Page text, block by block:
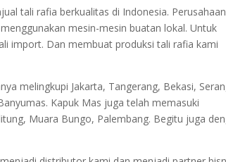
tali rafia berkualitas di Indonesia. Perusahaan
mesin-mesin buatan lokal. Untuk
import. Dan membuat produksi tali rafia kami
melingkupi Jakarta, Tangerang, Bekasi,
Kapuk Mas juga telah memasuki
Muara Bungo, Palembang. Begitu juga